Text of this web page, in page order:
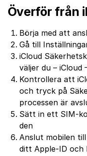
Överför från
Börja med att
Gå till
iCloud
väljer du – iCloud
Kontrollera att
och tryck på
processen är
Sätt in ett SIM-
den
Anslut mobilen
ditt Apple-ID och